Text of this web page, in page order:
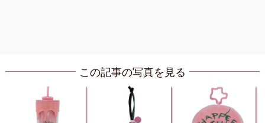
この記事の写真を見る